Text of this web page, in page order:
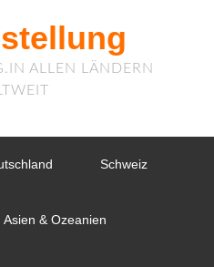
ALLEN LÄNDERN
Schweiz
Asien & Ozeanien